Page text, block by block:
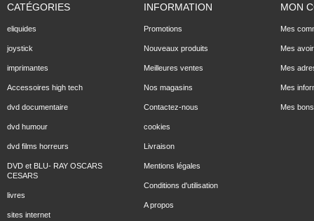
CATÉGORIES
eliquides
joystick
imprimantes
Accessoires high tech
dvd documentaire
dvd humour
dvd films horreurs
DVD et BLU- RAY OSCARS
CESARS
livres
sites internet
INFORMATION
Promotions
Nouveaux produits
Meilleures ventes
Nos magasins
Contactez-nous
cookies
Livraison
Mentions légales
Conditions d'utilisation
A propos
MON
Mes
Mes
Mes
Mes
Mes